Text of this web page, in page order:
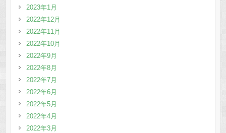
2023年1月
2022年12月
2022年11月
2022年10月
2022年9月
2022年8月
2022年7月
2022年6月
2022年5月
2022年4月
2022年3月